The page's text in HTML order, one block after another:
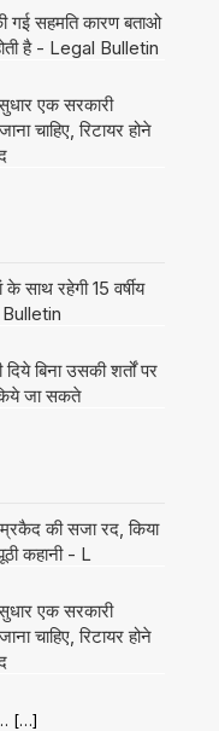
गई सहमति कारण बताओ
है - Legal Bulletin
एक सरकारी
चाहिए, रिटायर होने
साथ रहेगी 15 वर्षीय
Bulletin
बिना उसकी शर्तों पर
जा सकते
की सजा रद, किया
कहानी - L
एक सरकारी
चाहिए, रिटायर होने
[…]